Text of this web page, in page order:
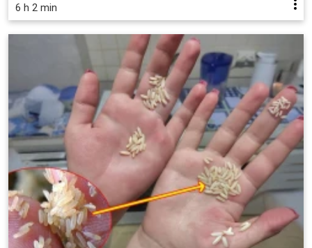
6 h 2 min